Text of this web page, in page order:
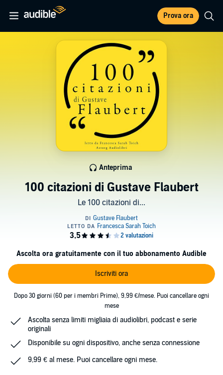
Prova ora
100 citazioni di Gustave Flaubert
Le 100 citazioni di...
Anteprima
Ascolta ora gratuitamente con il tuo abbonamento Audible
Iscriviti ora
Dopo 30 giorni (60 per i membri Prime), 9,99 €/mese. Puoi cancellare ogni
mese
Ascolta senza limiti migliaia di audiolibri, podcast e serie
originali
Disponibile su ogni dispositivo, anche senza connessione
9,99 € al mese. Puoi cancellare ogni mese.